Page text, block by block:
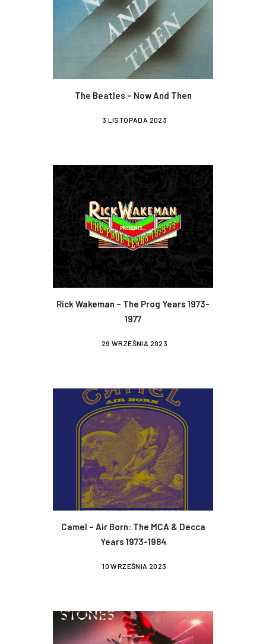
The Beatles – Now And Then
3 LISTOPADA 2023
Rick Wakeman – The Prog Years 1973-
1977
29 WRZEŚNIA 2023
Camel – Air Born: The MCA & Decca
Years 1973-1984
10 WRZEŚNIA 2023